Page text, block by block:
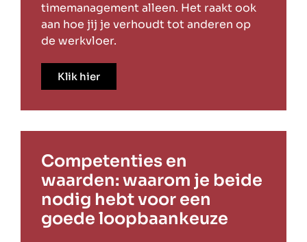
timemanagement alleen. Het raakt ook
aan hoe jij je verhoudt tot anderen op
de werkvloer.
Klik hier
Competenties en
waarden: waarom je beide
nodig hebt voor een
goede loopbaankeuze